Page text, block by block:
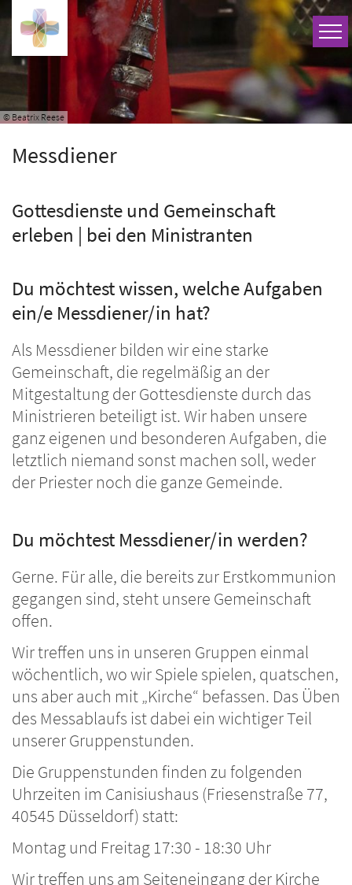
Zum Inhalt springen
© Beatrix Reese
Messdiener
Gottesdienste und Gemeinschaft
erleben | bei den Ministranten
Du möchtest wissen, welche Aufgaben
ein/e Messdiener/in hat?
Als Messdiener bilden wir eine starke
Gemeinschaft, die regelmäßig an der
Mitgestaltung der Gottesdienste durch das
Ministrieren beteiligt ist. Wir haben unsere
ganz eigenen und besonderen Aufgaben, die
letztlich niemand sonst machen soll, weder
der Priester noch die ganze Gemeinde.
Du möchtest Messdiener/in werden?
Gerne. Für alle, die bereits zur Erstkommunion
gegangen sind, steht unsere Gemeinschaft
offen.
Wir treffen uns in unseren Gruppen einmal
wöchentlich, wo wir Spiele spielen, quatschen,
uns aber auch mit „Kirche“ befassen. Das Üben
des Messablaufs ist dabei ein wichtiger Teil
unserer Gruppenstunden.
Die Gruppenstunden finden zu folgenden
Uhrzeiten im Canisiushaus (Friesenstraße 77,
40545 Düsseldorf) statt:
Montag und Freitag 17:30 - 18:30 Uhr
Wir treffen uns am Seiteneingang der Kirche